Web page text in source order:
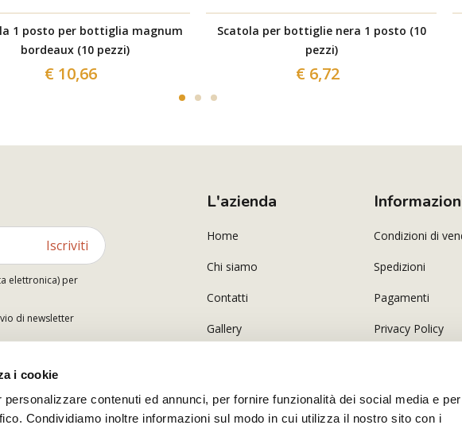
i cookie
contenuti ed annunci, per fornire funzionalità dei social media e per
Condividiamo inoltre informazioni sul modo in cui utilizza il nostro sito con i
1 posto per bottiglia magnum
bordeaux (10 pezzi)
€ 10,66
Scatola per bottiglie nera 1 posto (10
pezzi)
€ 6,72
Iscriviti
elettronica) per
di newsletter
L'azienda
Home
Chi siamo
Contatti
Gallery
Condizioni di
Spedizioni
Pagamenti
Privacy Policy